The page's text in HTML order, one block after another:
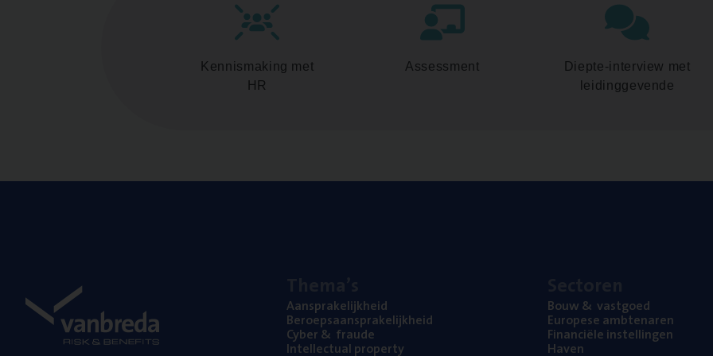
Kennismaking met
HR
Assessment
Diepte-interview met
leidinggevende
Aan­spra­ke­lijk­heid
Beroeps­aan­spra­ke­lijk­heid
Cyber& fraude
Intel­lec­tu­al property
Bouw& vastgoed
Euro­pe­se ambtenaren
Finan­ci­ë­le instellingen
Haven